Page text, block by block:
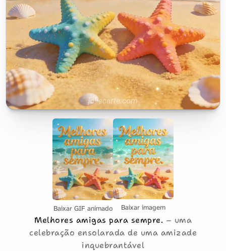
Baixar GIF animado Baixar imagem
Melhores amigas para sempre.
uma
celebração ensolarada de uma amizade
inquebrantável